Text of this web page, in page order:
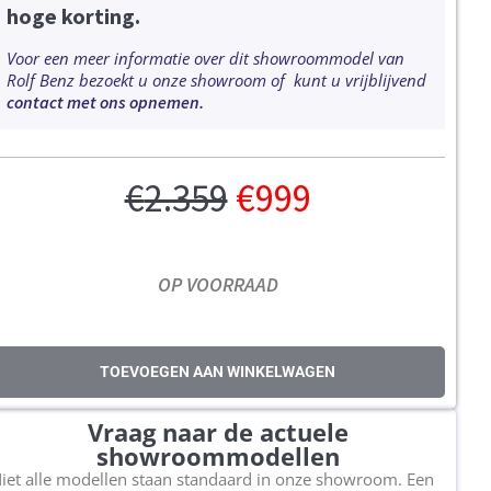
hoge korting.
Voor een meer informatie over dit showroommodel van
Rolf Benz bezoekt u onze showroom of kunt u vrijblijvend
contact met ons opnemen.
€2.359€999
OP VOORRAAD
TOEVOEGEN AAN WINKELWAGEN
Vraag naar de actuele
showroommodellen
alle modellen staan standaard in onze showroom. Een